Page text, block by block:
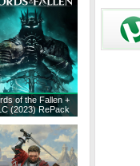
of the Fallen +
(2023) RePack